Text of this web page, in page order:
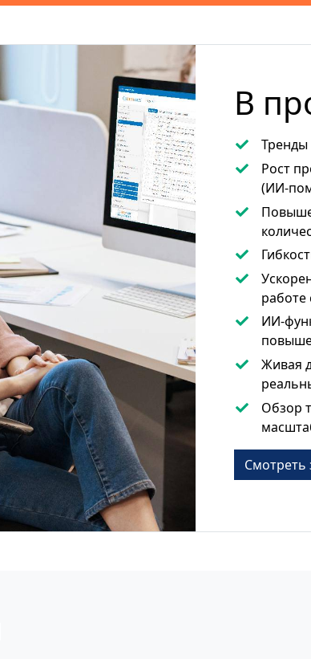
В
Тренды
Рост
(ИИ-
ИИ-
Живая
Обзор
Смотреть